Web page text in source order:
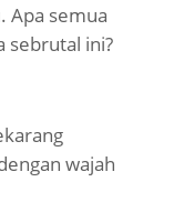
Apa semua
sebrutal ini?
wajah